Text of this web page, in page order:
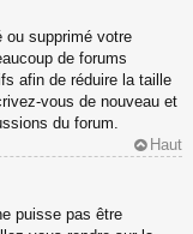
ou supprimé votre
de forums
afin de réduire la taille
vous de nouveau et
du forum.
Haut
puisse pas être